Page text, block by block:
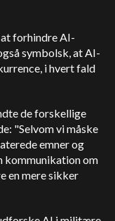
forhindre AI-
symbolsk, at AI-
i hvert fald
de forskellige
"Selvom vi måske
emner og
kommunikation om
en mere sikker